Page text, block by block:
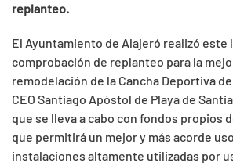
replanteo.
El Ayuntamiento de Alajeró realizó este
comprobación de replanteo para la
remodelación de la Cancha Deportiva
CEO Santiago Apóstol de Playa de
que se lleva a cabo con fondos propios
que permitirá un mejor y más acorde
instalaciones altamente utilizadas por